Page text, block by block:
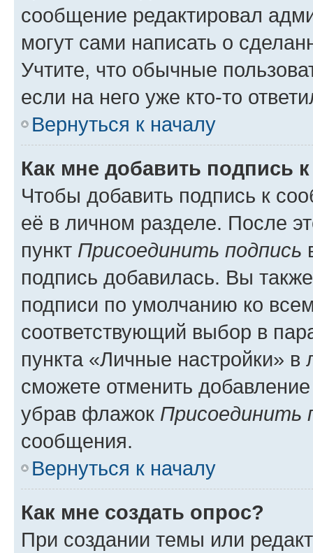
сообщение редактировал
могут сами написать о
Учтите, что обычные
если на него уже кто-то
Вернуться к началу
Как мне добавить подпись
Чтобы добавить подпись к
её в личном разделе. После
пункт Присоединить подпись
подпись добавилась. Вы
подписи по умолчанию ко
соответствующий выбор в
пункта «Личные настройки»
сможете отменить
убрав флажок Присоединить
сообщения.
Вернуться к началу
Как мне создать опрос?
При создании темы или